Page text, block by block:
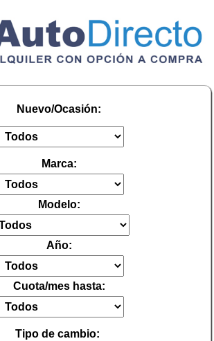
Nuevo/Ocasión:
Marca:
Modelo:
Año:
Cuota/mes hasta:
Tipo de cambio: